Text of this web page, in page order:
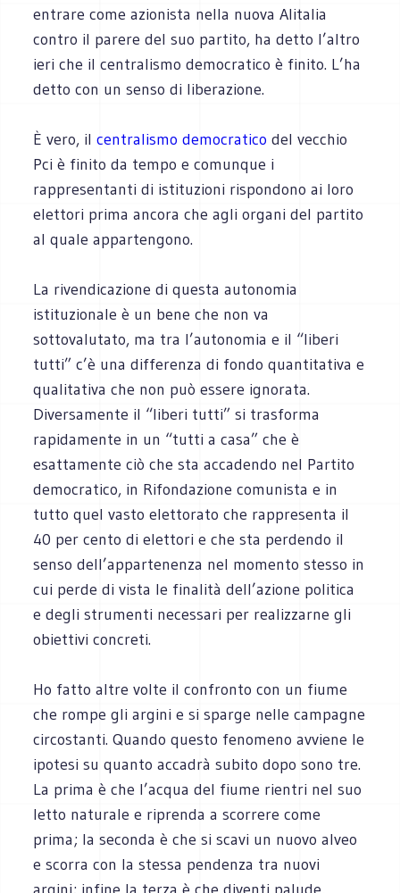
entrare come azionista nella nuova Alitalia
contro il parere del suo partito, ha detto l’altro
ieri che il centralismo democratico è finito. L’ha
detto con un senso di liberazione.
È vero, ilcentralismo democratico del vecchio
Pci è finito da tempo e comunque i
rappresentanti di istituzioni rispondono ai loro
elettori prima ancora che agli organi del partito
al quale appartengono.
La rivendicazione di questa autonomia
istituzionale è un bene che non va
sottovalutato, ma tra l’autonomia e il “liberi
tutti” c’è una differenza di fondo quantitativa e
qualitativa che non può essere ignorata.
Diversamente il “liberi tutti” si trasforma
rapidamente in un “tutti a casa” che è
esattamente ciò che sta accadendo nel Partito
democratico, in Rifondazione comunista e in
tutto quel vasto elettorato che rappresenta il
40 per cento di elettori e che sta perdendo il
senso dell’appartenenza nel momento stesso in
cui perde di vista le finalità dell’azione politica
e degli strumenti necessari per realizzarne gli
obiettivi concreti.
Ho fatto altre volte il confronto con un fiume
che rompe gli argini e si sparge nelle campagne
circostanti. Quando questo fenomeno avviene le
ipotesi su quanto accadrà subito dopo sono tre.
La prima è che l’acqua del fiume rientri nel suo
letto naturale e riprenda a scorrere come
prima; la seconda è che si scavi un nuovo alveo
e scorra con la stessa pendenza tra nuovi